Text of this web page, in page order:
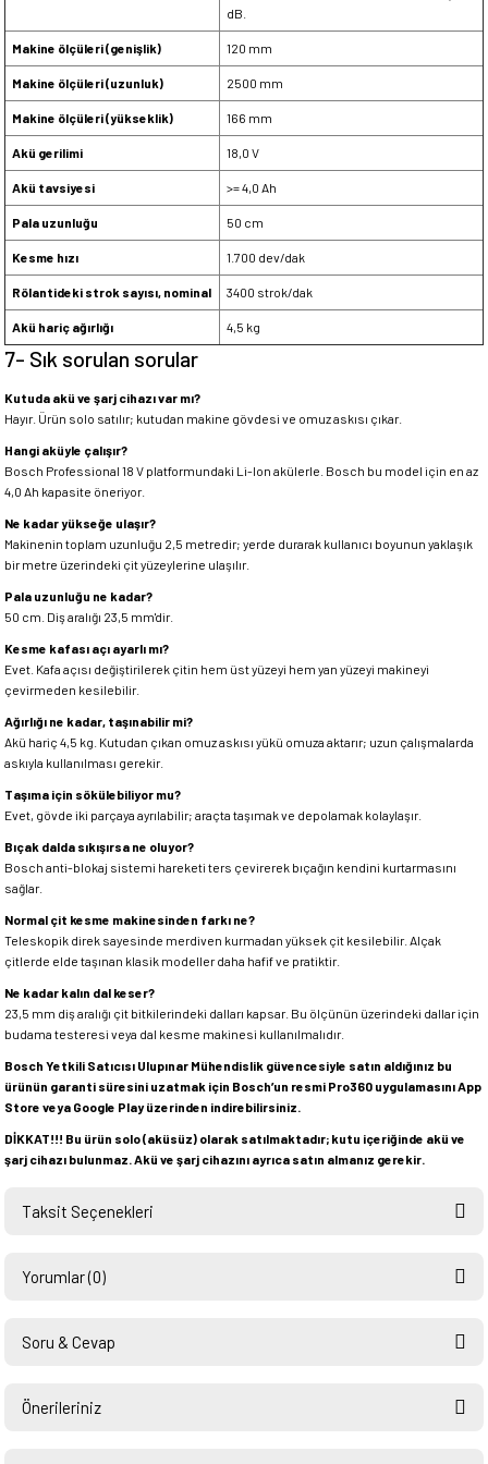
dB.
Makine ölçüleri (genişlik) 120 mm
Makine ölçüleri (uzunluk) 2500 mm
Makine ölçüleri (yükseklik) 166 mm
Akü gerilimi 18,0 V
Akü tavsiyesi >= 4,0 Ah
Pala uzunluğu 50 cm
Kesme hızı 1.700 dev/dak
Rölantideki strok sayısı, nominal 3400 strok/dak
Akü hariç ağırlığı 4,5 kg
7- Sık sorulan sorular
Kutuda akü ve şarj cihazı var mı?
Hayır. Ürün solo satılır; kutudan makine gövdesi ve omuz askısı çıkar.
Hangi aküyle çalışır?
Bosch Professional 18 V platformundaki Li-Ion akülerle. Bosch bu model için en az
4,0 Ah kapasite öneriyor.
Ne kadar yükseğe ulaşır?
Makinenin toplam uzunluğu 2,5 metredir; yerde durarak kullanıcı boyunun yaklaşık
bir metre üzerindeki çit yüzeylerine ulaşılır.
Pala uzunluğu ne kadar?
50 cm. Diş aralığı 23,5 mm'dir.
Kesme kafası açı ayarlı mı?
Evet. Kafa açısı değiştirilerek çitin hem üst yüzeyi hem yan yüzeyi makineyi
çevirmeden kesilebilir.
Ağırlığı ne kadar, taşınabilir mi?
Akü hariç 4,5 kg. Kutudan çıkan omuz askısı yükü omuza aktarır; uzun çalışmalarda
askıyla kullanılması gerekir.
Taşıma için sökülebiliyor mu?
Evet, gövde iki parçaya ayrılabilir; araçta taşımak ve depolamak kolaylaşır.
Bıçak dalda sıkışırsa ne oluyor?
Bosch anti-blokaj sistemi hareketi ters çevirerek bıçağın kendini kurtarmasını
sağlar.
Normal çit kesme makinesinden farkı ne?
Teleskopik direk sayesinde merdiven kurmadan yüksek çit kesilebilir. Alçak
çitlerde elde taşınan klasik modeller daha hafif ve pratiktir.
Ne kadar kalın dal keser?
23,5 mm diş aralığı çit bitkilerindeki dalları kapsar. Bu ölçünün üzerindeki dallar için
budama testeresi veya dal kesme makinesi kullanılmalıdır.
Bosch Yetkili Satıcısı Ulupınar Mühendislik güvencesiyle satın aldığınız bu
ürünün garanti süresini uzatmak için Bosch’un resmi Pro360 uygulamasını App
Store veya Google Play üzerinden indirebilirsiniz.
DİKKAT!!! Bu ürün solo (aküsüz) olarak satılmaktadır; kutu içeriğinde akü ve
şarj cihazı bulunmaz. Akü ve şarj cihazını ayrıca satın almanız gerekir.
Taksit Seçenekleri
Yorumlar (0)
Soru & Cevap
Önerileriniz